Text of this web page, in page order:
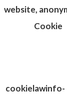
website,
Cookie
cookielawinfo-